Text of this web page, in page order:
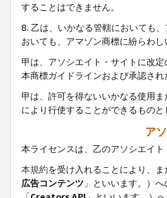
することはできません。
8. 乙は、いかなる管轄においても
おいても、アマゾン商標に紛らわ
甲は、アソシエイト・サイトに改
本商標ガイドラインおよび承認さ
甲は、許可を得ないいかなる使用
により行使することができるものと
ア
本ライセンスは、乙のアソシエイ
本規約を受け入れることにより、
広告コンテンツ 」といいます。）